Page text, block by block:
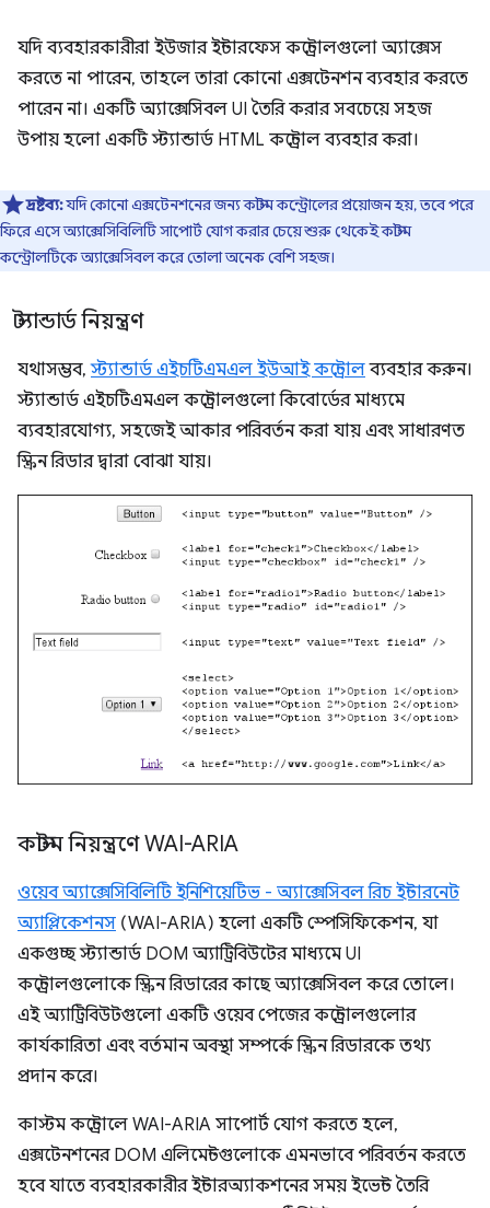
যদি ব্যবহারকারীরা ইউজার ইন্টারফেস কন্ট্রোলগুলো অ্যাক্সেস
করতে না পারেন, তাহলে তারা কোনো এক্সটেনশন ব্যবহার করতে
পারেন না। একটি অ্যাক্সেসিবল UI তৈরি করার সবচেয়ে সহজ
উপায় হলো একটি স্ট্যান্ডার্ড HTML কন্ট্রোল ব্যবহার করা।
দ্রষ্টব্য:যদি কোনো এক্সটেনশনের জন্য কাস্টম কন্ট্রোলের প্রয়োজন হয়, তবে পরে
ফিরে এসে অ্যাক্সেসিবিলিটি সাপোর্ট যোগ করার চেয়ে শুরু থেকেই কাস্টম
কন্ট্রোলটিকে অ্যাক্সেসিবল করে তোলা অনেক বেশি সহজ।
স্ট্যান্ডার্ড নিয়ন্ত্রণ
যথাসম্ভব,স্ট্যান্ডার্ড এইচটিএমএল ইউআই কন্ট্রোলব্যবহার করুন।
স্ট্যান্ডার্ড এইচটিএমএল কন্ট্রোলগুলো কিবোর্ডের মাধ্যমে
ব্যবহারযোগ্য, সহজেই আকার পরিবর্তন করা যায় এবং সাধারণত
স্ক্রিন রিডার দ্বারা বোঝা যায়।
কাস্টম নিয়ন্ত্রণে WAI-ARIA
ওয়েব অ্যাক্সেসিবিলিটি ইনিশিয়েটিভ - অ্যাক্সেসিবল রিচ ইন্টারনেট
অ্যাপ্লিকেশনস (WAI-ARIA) হলো একটি স্পেসিফিকেশন, যা
একগুচ্ছ স্ট্যান্ডার্ড DOM অ্যাট্রিবিউটের মাধ্যমে UI
কন্ট্রোলগুলোকে স্ক্রিন রিডারের কাছে অ্যাক্সেসিবল করে তোলে।
এই অ্যাট্রিবিউটগুলো একটি ওয়েব পেজের কন্ট্রোলগুলোর
কার্যকারিতা এবং বর্তমান অবস্থা সম্পর্কে স্ক্রিন রিডারকে তথ্য
প্রদান করে।
কাস্টম কন্ট্রোলে WAI-ARIA সাপোর্ট যোগ করতে হলে,
এক্সটেনশনের DOM এলিমেন্টগুলোকে এমনভাবে পরিবর্তন করতে
হবে যাতে ব্যবহারকারীর ইন্টারঅ্যাকশনের সময় ইভেন্ট তৈরি